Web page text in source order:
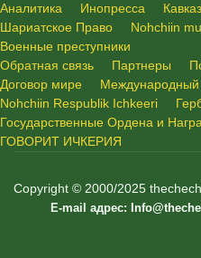
Аналитика Инопресса Кавказ
Шариатское Право
Nohchiin
Военные преступники
Обратная связь
Партнеры
Договор мире
Международный
Nohchiin Respublik Ichkeeri
Государственные Ордена и
ГОВОРИТ ИЧКЕРИЯ
Copyright © 2000/2025
E-mail адрес: